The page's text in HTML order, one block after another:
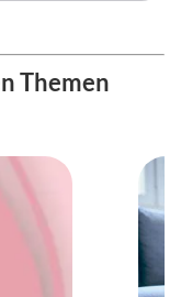
Themen